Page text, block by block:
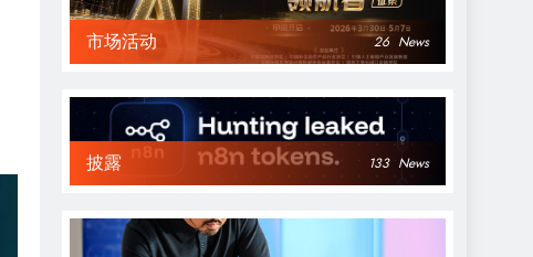
市场活动 26 News
披露 133 News